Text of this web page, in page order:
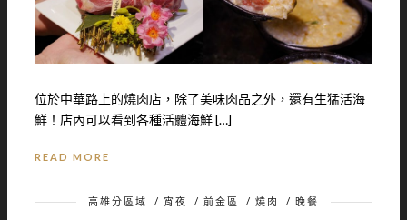
位於中華路上的燒肉店，除了美味肉品之外，還有生猛活海
鮮！店內可以看到各種活體海鮮 […]
READ MORE
高雄分區域 / 宵夜 / 前金區 / 燒肉 / 晚餐